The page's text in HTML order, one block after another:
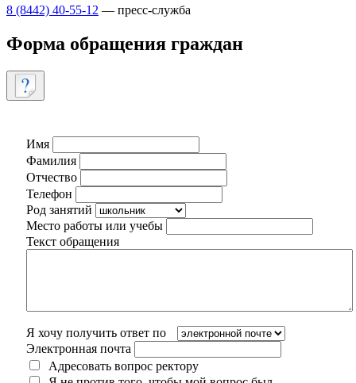
8 (8442) 40-55-12 — пресс-служба
Форма обращения граждан
Имя
Фамилия
Отчество
Телефон
Род занятий
Место работы или учебы
Текст обращения
Я хочу получить ответ по
Электронная почта
Адресовать вопрос ректору